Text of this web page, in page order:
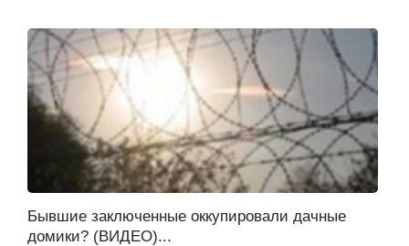
Бывшие заключенные оккупировали дачные
домики? (ВИДЕО)...